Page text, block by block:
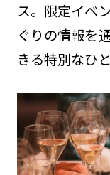
ス。限定イベ
ぐりの情報を
きる特別なひ